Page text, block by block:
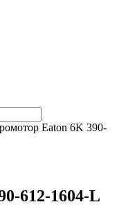
Eaton 6K 390-
612-1604-L